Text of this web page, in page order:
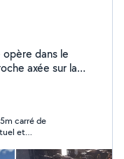
dans le
axée sur la
les projets de
la satisfaction
carré de
et